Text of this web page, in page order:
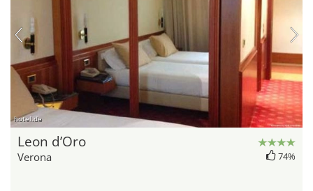
hotel.de
Leon d’Oro
Verona 74%